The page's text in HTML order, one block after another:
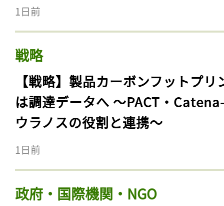
1日前
戦略
【戦略】製品カーボンフットプリ
は調達データへ 〜PACT・
ウラノスの役割と連携〜
1日前
政府・国際機関・NGO